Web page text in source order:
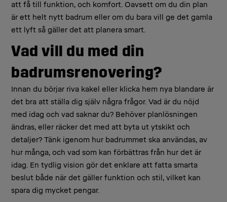
att få till funktion, och komfort. Oavsett om du din plan
är ett helt nytt badrum eller om du bara vill ge det gamla
ett lyft så gäller det att planera smart.
Vad vill du med din
badrumsrenovering?
Innan du börjar riva kakel eller klicka hem nya blandare är
det bra att ställa dig själv några frågor. Vad är du nöjd
med idag och vad saknar du? Behöver planlösningen
ändras, eller räcker det med att byta ut ytskikt och
detaljer? Tänk igenom hur badrummet ska användas, av
hur många, och vad som kan förbättras från hur det är
idag. En tydlig vision gör det enklare att fatta smarta
beslut både när det gäller funktion och stil, vilket kan
spara dig mycket pengar.